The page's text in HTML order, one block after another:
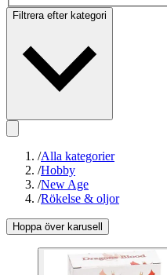
Filtrera efter kategori
/Alla kategorier
/Hobby
/New Age
/Rökelse & oljor
Hoppa över karusell